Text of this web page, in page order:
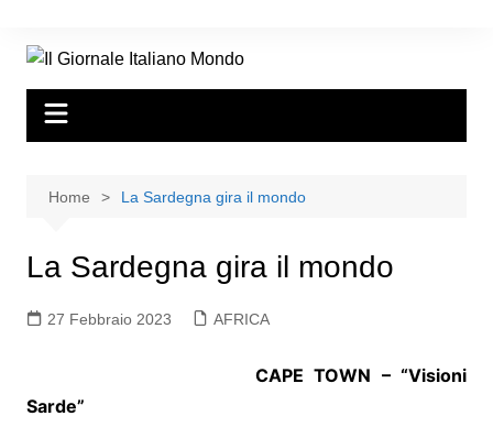
Home La Sardegna gira il mondo
La Sardegna gira il mondo
27 Febbraio 2023 AFRICA
CAPE TOWN – “Visioni
Sarde”